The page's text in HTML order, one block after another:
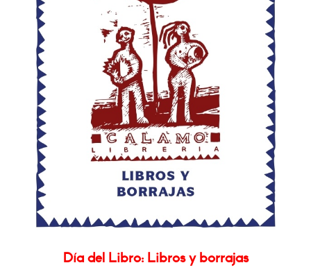
Día del Libro: Libros y borrajas